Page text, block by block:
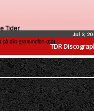
TDR
Tider
på din grammofon (CD)
Jul 3,